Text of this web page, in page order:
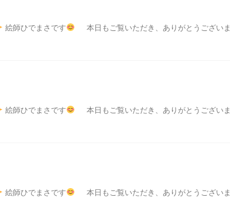
絵師ひでまさです
本日もご覧いただき、ありがとうございま
絵師ひでまさです
本日もご覧いただき、ありがとうございま
絵師ひでまさです
本日もご覧いただき、ありがとうございま